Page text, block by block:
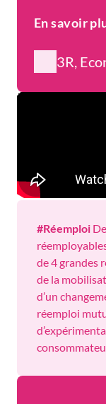
En savoir
3R,
#Réemploi
de 4 grandes
de la
d’un
réemploi